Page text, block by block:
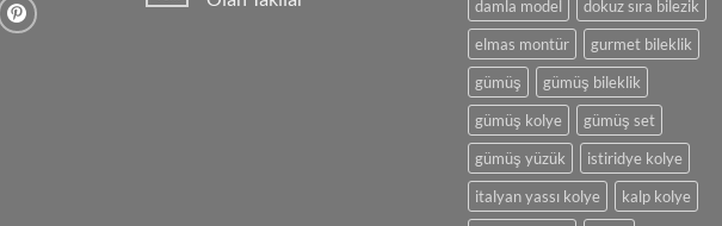
Boncuklu
damla model
dokuz sıra bilezik
elmas montür
gurmet bileklik
gümüş
gümüş bileklik
gümüş kolye
gümüş set
gümüş yüzük
istiridye kolye
italyan yassı kolye
kalp kolye